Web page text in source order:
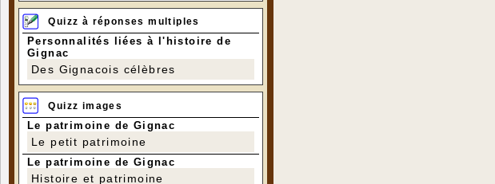
Quizz à réponses multiples
Personnalités liées à l'histoire de
Gignac
Des Gignacois célèbres
Quizz images
Le patrimoine de Gignac
Le petit patrimoine
Le patrimoine de Gignac
Histoire et patrimoine